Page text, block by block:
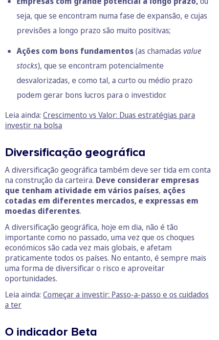
seja, que se encontram numa fase de expansão, e cujas
previsões a longo prazo são muito positivas;
Ações com bons fundamentos(as chamadas value
stocks), que se encontram potencialmente
desvalorizadas, e como tal, a curto ou médio prazo
podem gerar bons lucros para o investidor.
Leia ainda: Crescimento vs Valor: Duas estratégias para
investir na bolsa
Diversificação geográfica
A diversificação geográfica também deve ser tida em conta
na construção da carteira. Deve considerar empresas
que tenham atividade em vários países, ações
cotadas em diferentes mercados, e expressas em
moedas diferentes.
A diversificação geográfica, hoje em dia, não é tão
importante como no passado, uma vez que os choques
económicos são cada vez mais globais, e afetam
praticamente todos os países. No entanto, é sempre mais
uma forma de diversificar o risco e aproveitar
oportunidades.
Leia ainda: Começar a investir: Passo-a-passo e os cuidados
a ter
O indicador Beta